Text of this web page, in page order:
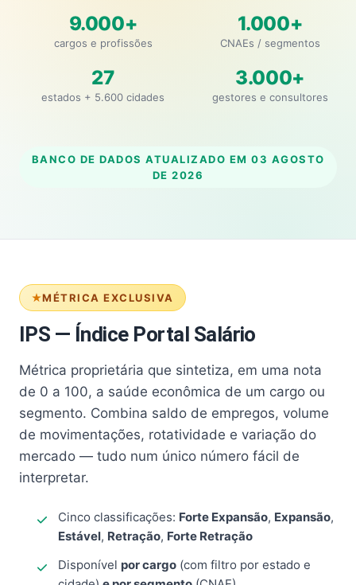
9.000+
cargos e profissões
1.000+
CNAEs / segmentos
27
estados + 5.600 cidades
3.000+
gestores e consultores
BANCO DE DADOS ATUALIZADO EM 03 AGOSTO
DE 2026
MÉTRICA EXCLUSIVA
IPS — Índice Portal Salário
Métrica proprietária que sintetiza, em uma nota
de 0 a 100, a saúde econômica de um cargo ou
segmento. Combina saldo de empregos, volume
de movimentações, rotatividade e variação do
mercado — tudo num único número fácil de
interpretar.
Cinco classificações: Forte Expansão, Expansão,
Estável, Retração, Forte Retração
Disponível por cargo (com filtro por estado e